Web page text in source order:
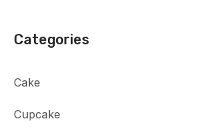
Categories
Cake
Cupcake